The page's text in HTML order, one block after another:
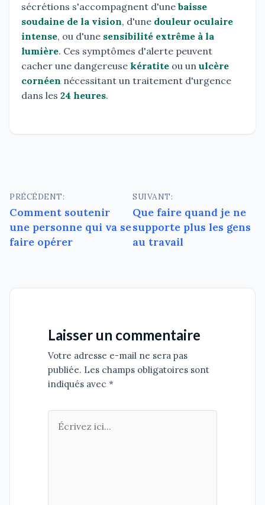
sécrétions s'accompagnent d'une baisse
soudaine de la vision, d'une douleur oculaire
intense, ou d'une sensibilité extrême à la
lumière. Ces symptômes d'alerte peuvent
cacher une dangereuse kératite ou unulcère
cornéen nécessitant un traitement d'urgence
dans les 24 heures.
Navigation
de
l’article
PRÉCÉDENT:
Comment soutenir
une personne qui va se
faire opérer
SUIVANT:
Que faire quand je ne
supporte plus les gens
au travail
Laisser un commentaire
Votre adresse e-mail ne sera pas
publiée. Les champs obligatoires sont
indiqués avec *